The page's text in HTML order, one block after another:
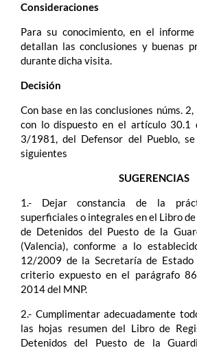
Consideraciones
Para su conocimiento, en el
detallan las conclusiones y buenas
durante dicha visita.
Decisión
Con base en las conclusiones núms.
con lo dispuesto en el artículo 30.1
3/1981, del Defensor del Pueblo,
siguientes
SUGERENCIAS
1.- Dejar constancia de la
superficiales o integrales en el Libro
de Detenidos del Puesto de la
(Valencia), conforme a lo
12/2009 de la Secretaría de Estado
criterio expuesto en el parágrafo
2014 del MNP.
2.- Cumplimentar adecuadamente
las hojas resumen del Libro de
Detenidos del Puesto de la